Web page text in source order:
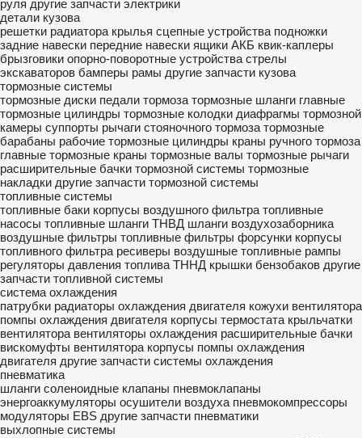
руля другие запчасти электрики
детали кузова
решетки радиатора крылья сцепные устройства подножки
задние навески передние навески ящики АКБ квик-каплеры
брызговики опорно-поворотные устройства стрелы
экскаваторов бамперы рамы другие запчасти кузова
тормозные системы
тормозные диски педали тормоза тормозные шланги главные
тормозные цилиндры тормозные колодки диафрагмы тормозной
камеры суппорты рычаги стояночного тормоза тормозные
барабаны рабочие тормозные цилиндры краны ручного тормоза
главные тормозные краны тормозные валы тормозные рычаги
расширительные бачки тормозной системы тормозные
накладки другие запчасти тормозной системы
топливные системы
топливные баки корпусы воздушного фильтра топливные
насосы топливные шланги ТНВД шланги воздухозаборника
воздушные фильтры топливные фильтры форсунки корпусы
топливного фильтра ресиверы воздушные топливные рампы
регуляторы давления топлива ТННД крышки бензобаков другие
запчасти топливной системы
система охлаждения
патрубки радиаторы охлаждения двигателя кожухи вентилятора
помпы охлаждения двигателя корпусы термостата крыльчатки
вентилятора вентиляторы охлаждения расширительные бачки
вискомуфты вентилятора корпусы помпы охлаждения
двигателя другие запчасти системы охлаждения
пневматика
шланги соленоидные клапаны пневмоклапаны
энергоаккумуляторы осушители воздуха пневмокомпрессоры
модуляторы EBS другие запчасти пневматики
выхлопные системы